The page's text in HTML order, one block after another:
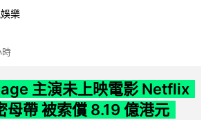
樂
時
主演未上映電影 Netflix
母帶 被索償 8.19 億港元